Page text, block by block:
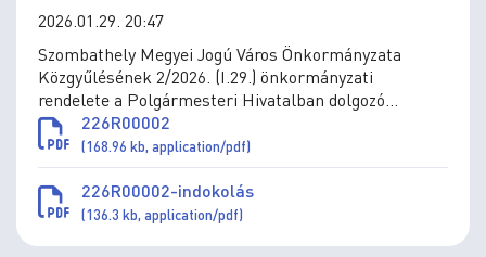
2026.01.29. 20:47
Szombathely Megyei Jogú Város Önkormányzata
Közgyűlésének 2/2026. (I.29.) önkormányzati
rendelete a Polgármesteri Hivatalban dolgozó
köztisztviselők közszolgálati jogviszonyának egyes
kérdéseiről szóló 2/2020. (II.5.) önkormányzati
rendelet módosításáról
226R00002
(168.96 kb, application/pdf)
226R00002-indokolás
(136.3 kb, application/pdf)